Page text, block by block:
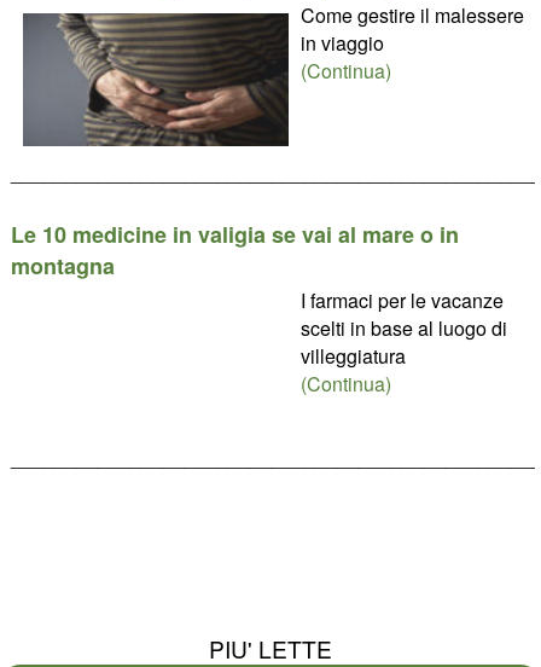
Come gestire il malessere
in viaggio
(Continua)
Le 10 medicine in valigia se vai al mare o in
montagna
I farmaci per le vacanze
scelti in base al luogo di
villeggiatura
(Continua)
PIU' LETTE